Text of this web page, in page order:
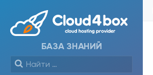
БАЗА ЗНАНИЙ